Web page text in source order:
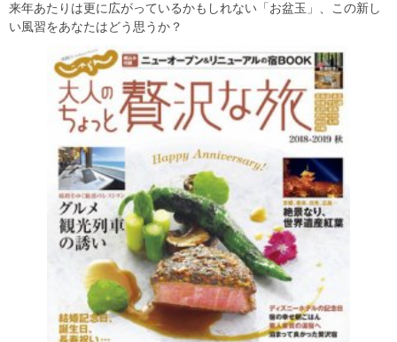
来年あたりは更に広がっているかもしれない「お盆玉」、この新し
い風習をあなたはどう思うか？